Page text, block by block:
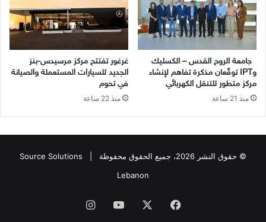
جامعة الروح القدس – الكسليك
وIPT توقّعان مذكرة تفاهم لإنشاء
مركز متطور للتنقل الكهربائي
منذ 21 ساعة
غرغور تفتتح مركز مرسيدس-بنز
الجديد للسيارات المستعملة والصيانة
في تحوم
منذ 22 ساعة
© حقوق النشر 2026، جميع الحقوق محفوظة |
Source Solutions
Lebanon
فيسبوك يوتيوبانستقرام